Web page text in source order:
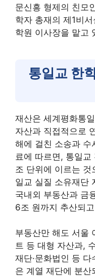
문신흥 형제의 친모
학자 총재의 제1비
학원 이사장을 맡고
통일교 한
재산은 세계평화통
자산과 직접적으로
해에 걸친 소송과 수
료에 따르면, 통일
조 단위에 이르는 것
일교 실질 소유재단
국내외 부동산과 금
6조 원까지 추산되
부동산만 해도 서울
트 등 대형 자산과,
재단·문화법인 등
은 계열 재단에 분